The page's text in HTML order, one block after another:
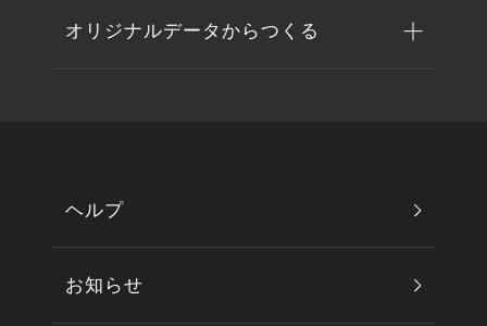
オリジナルデータからつくる
ヘルプ
お知らせ